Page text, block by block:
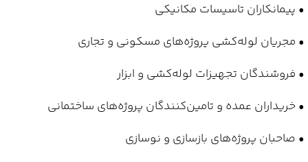
• پیمانکاران تاسیسات مکانیکی
• مجریان لوله‌کشی پروژه‌های مسکونی و تجاری
• فروشندگان تجهیزات لوله‌کشی و ابزار
• خریداران عمده و تامین‌کنندگان پروژه‌های ساختمانی
• صاحبان پروژه‌های بازسازی و نوسازی